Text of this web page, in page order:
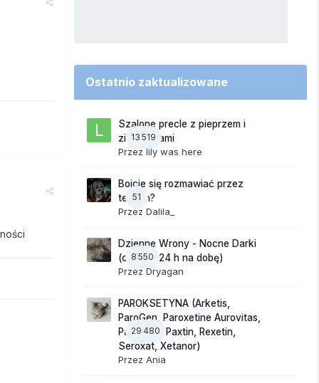
Ostatnio zaktualizowane
13 519
Szalone precle z pieprzem i
ziemniakami
Przez lily was here
51
Boicie się rozmawiać przez
telefon?
Przez Dalila_
8 550
Dzienne Wrony - Nocne Darki
(czynne 24 h na dobę)
Przez Dryagan
29 480
PAROKSETYNA (Arketis,
ParoGen, Paroxetine Aurovitas,
Paroxinor, Paxtin, Rexetin,
Seroxat, Xetanor)
Przez Ania